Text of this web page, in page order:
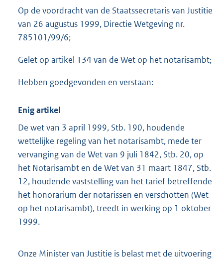
Op de voordracht van de Staatssecretaris van Justitie
van 26 augustus 1999, Directie Wetgeving nr.
785101/99/6;
Gelet op artikel 134 van de Wet op het notarisambt;
Hebben goedgevonden en verstaan:
Enig artikel
De wet van 3 april 1999, Stb. 190, houdende
wettelijke regeling van het notarisambt, mede ter
vervanging van de Wet van 9 juli 1842, Stb. 20, op
het Notarisambt en de Wet van 31 maart 1847, Stb.
12, houdende vaststelling van het tarief betreffende
het honorarium der notarissen en verschotten (Wet
op het notarisambt), treedt in werking op 1 oktober
1999.
Onze Minister van Justitie is belast met de uitvoering